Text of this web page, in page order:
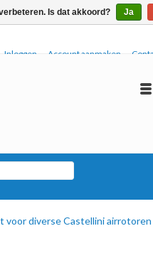
Inloggen Account aanmaken
voor diverse Castellini airrotoren
Is dat akkoord? Ja